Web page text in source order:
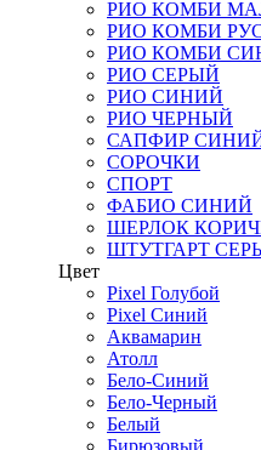
РИО КОМБИ
РИО КОМБИ
РИО КОМБИ
РИО СЕРЫЙ
РИО СИНИЙ
РИО ЧЕРНЫЙ
САПФИР
СОРОЧКИ
СПОРТ
ФАБИО СИНИЙ
ШЕРЛОК
ШТУТГАРТ
Цвет
Pixel Голубой
Pixel Синий
Аквамарин
Атолл
Бело-Синий
Бело-Черный
Белый
Бирюзовый